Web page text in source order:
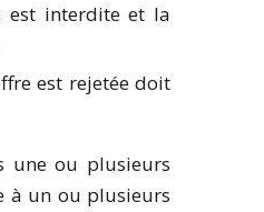
est interdite et la
est rejetée doit
une ou plusieurs
à un ou plusieurs